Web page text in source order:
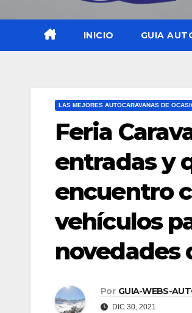
INICIO GUIA
LAS MEJORES AUTOCARAVANAS DE
Feria
entradas y
encuentro
vehículos
novedades
Por GUIA-WEBS-
DIC 30, 2021